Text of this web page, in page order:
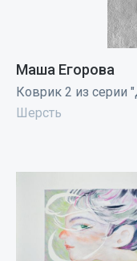
Маша Егорова
Коврик 2 из серии
Шерсть